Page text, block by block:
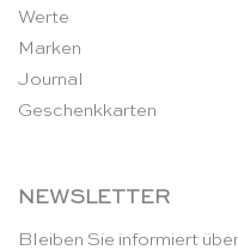
Werte
Marken
Journal
Geschenkkarten
NEWSLETTER
Bleiben Sie informiert